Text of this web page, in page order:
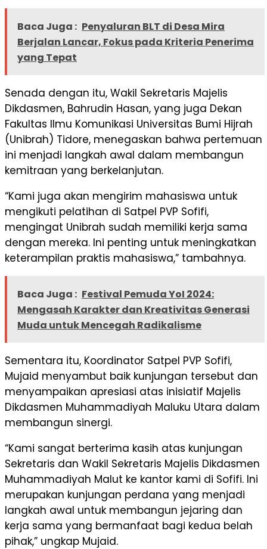
Baca Juga : Penyaluran BLT di Desa Mira
Berjalan Lancar, Fokus pada Kriteria Penerima
yang Tepat
Senada dengan itu, Wakil Sekretaris Majelis
Dikdasmen, Bahrudin Hasan, yang juga Dekan
Fakultas Ilmu Komunikasi Universitas Bumi Hijrah
(Unibrah) Tidore, menegaskan bahwa pertemuan
ini menjadi langkah awal dalam membangun
kemitraan yang berkelanjutan.
“Kami juga akan mengirim mahasiswa untuk
mengikuti pelatihan di Satpel PVP Sofifi,
mengingat Unibrah sudah memiliki kerja sama
dengan mereka. Ini penting untuk meningkatkan
keterampilan praktis mahasiswa,” tambahnya.
Baca Juga : Festival Pemuda YoI 2024:
Mengasah Karakter dan Kreativitas Generasi
Muda untuk Mencegah Radikalisme
Sementara itu, Koordinator Satpel PVP Sofifi,
Mujaid menyambut baik kunjungan tersebut dan
menyampaikan apresiasi atas inisiatif Majelis
Dikdasmen Muhammadiyah Maluku Utara dalam
membangun sinergi.
“Kami sangat berterima kasih atas kunjungan
Sekretaris dan Wakil Sekretaris Majelis Dikdasmen
Muhammadiyah Malut ke kantor kami di Sofifi. Ini
merupakan kunjungan perdana yang menjadi
langkah awal untuk membangun jejaring dan
kerja sama yang bermanfaat bagi kedua belah
pihak,” ungkap Mujaid.